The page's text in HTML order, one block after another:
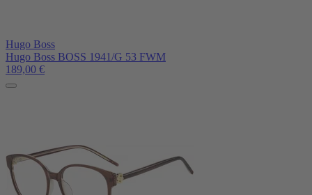
Hugo Boss
Hugo Boss BOSS 1941/G 53 FWM
189,00 €